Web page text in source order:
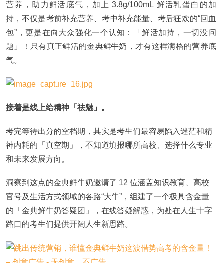
营养，助力鲜活底气，加上 3.8g/100mL 鲜活乳蛋白的加
持，不仅是考前补充营养、考中补充能量、考后狂欢的“回血
包”，更是在向大众强化一个认知：「鲜活加持，一切没问
题」！只有真正鲜活的金典鲜牛奶，才有这样满格的营养底
气。
接着是线上给精神「祛魅」。
考完等待出分的空档期，其实是考生们最容易陷入迷茫和精
神内耗的「真空期」，不知道填报哪所高校、选择什么专业
和未来发展方向。
洞察到这点的金典鲜牛奶邀请了 12 位涵盖知识教育、高校
官号及生活方式领域的各路“大牛”，组建了一个极具含金量
的「金典鲜牛奶答疑团」，在线答疑解惑，为处在人生十字
路口的考生们提供开阔人生新思路。